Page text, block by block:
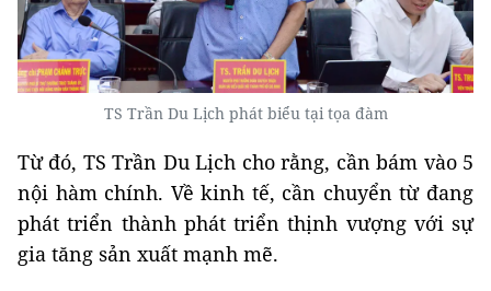
TS Trần Du Lịch phát biểu tại tọa đàm
Từ đó, TS Trần Du Lịch cho rằng, cần bám vào 5
nội hàm chính. Về kinh tế, cần chuyển từ đang
phát triển thành phát triển thịnh vượng với sự
gia tăng sản xuất mạnh mẽ.